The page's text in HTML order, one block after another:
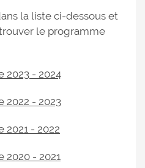
la liste ci-dessous et
le programme
2023 - 2024
2022 - 2023
2021 - 2022
2020 - 2021